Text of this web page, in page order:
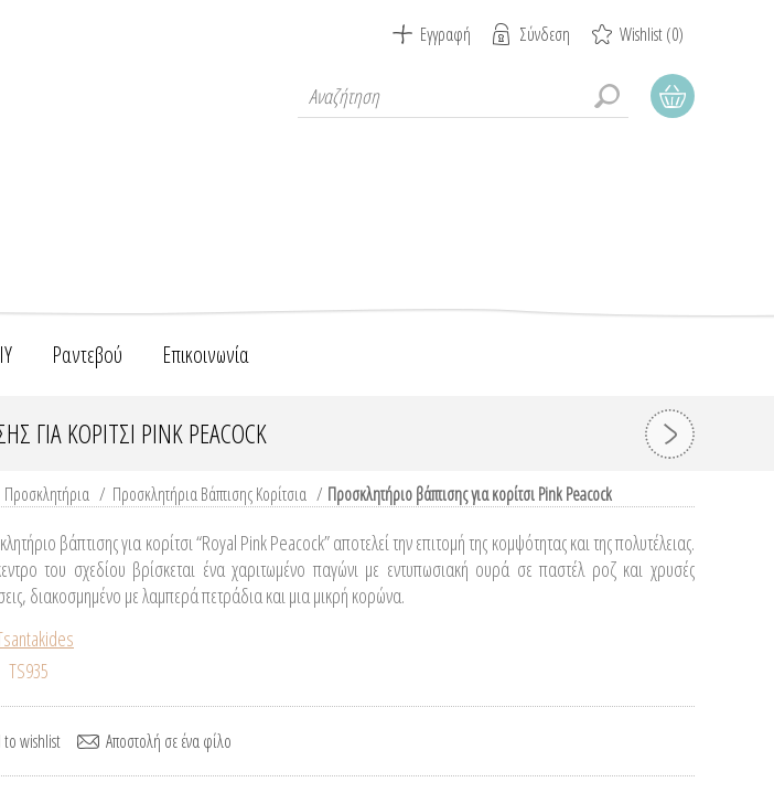
Εγγραφή Σύνδεση Wishlist(0)
Ραντεβού Επικοινωνία
ΓΙΑ ΚΟΡΊΤΣΙ PINK PEACOCK
Προσκλητήρια / Προσκλητήρια Βάπτισης Κορίτσια / Προσκλητήριο βάπτισης για κορίτσι Pink Peacock
βάπτισης για κορίτσι “Royal Pink Peacock” αποτελεί την επιτομή της κομψότητας και της πολυτέλειας.
του σχεδίου βρίσκεται ένα χαριτωμένο παγώνι με εντυπωσιακή ουρά σε παστέλ ροζ και χρυσές
διακοσμημένο με λαμπερά πετράδια και μια μικρή κορώνα.
TS935